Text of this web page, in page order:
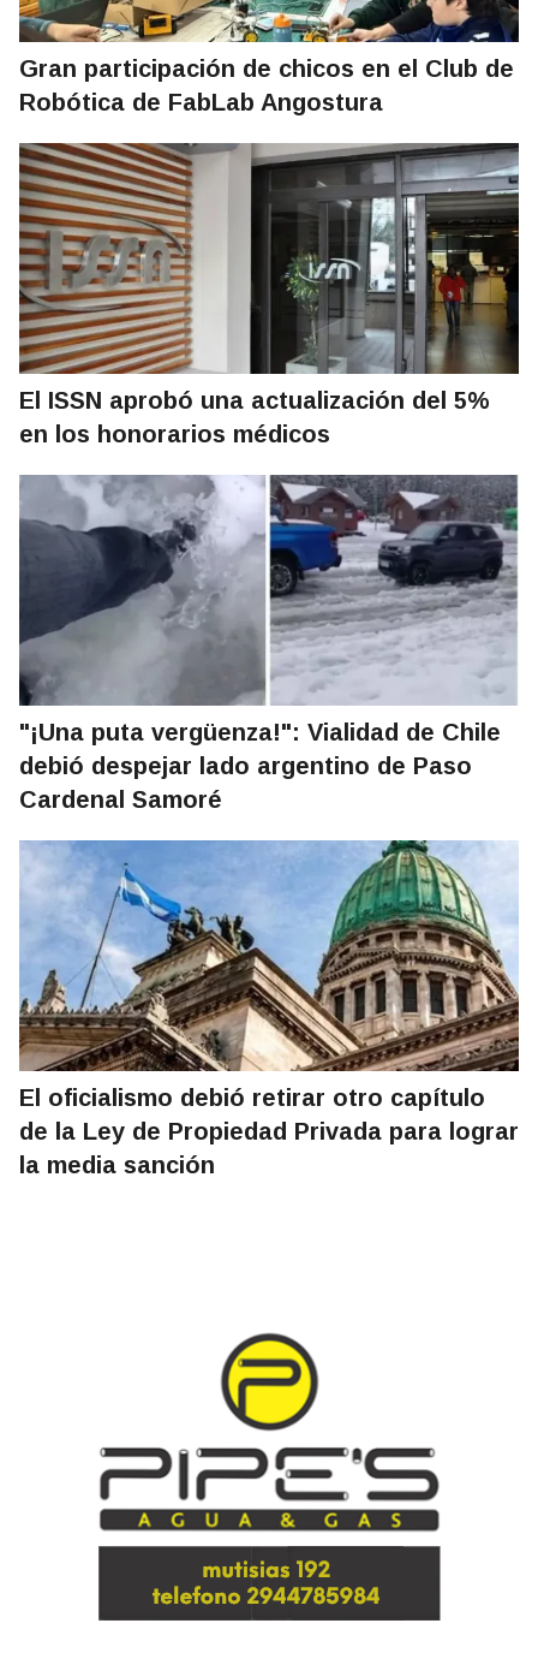
Gran participación de chicos en el Club de
Robótica de FabLab Angostura
El ISSN aprobó una actualización del 5%
en los honorarios médicos
"¡Una puta vergüenza!": Vialidad de Chile
debió despejar lado argentino de Paso
Cardenal Samoré
El oficialismo debió retirar otro capítulo
de la Ley de Propiedad Privada para lograr
la media sanción